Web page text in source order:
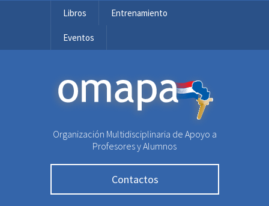
Libros Entrenamiento
Eventos
OMAPA
Organización Multidisciplinaria de Apoyo a
Profesores y Alumnos
Contactos